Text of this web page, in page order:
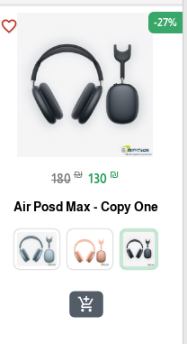
favorite_border -27%
180 ₪ 130 ₪
Air Posd Max - Copy One
add_shopping_cart